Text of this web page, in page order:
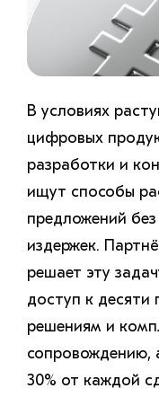
В условиях
цифровых
разработки и
ищут способы
предложений
издержек.
решает эту
доступ к
решениям и
сопровождению,
30% от каждой